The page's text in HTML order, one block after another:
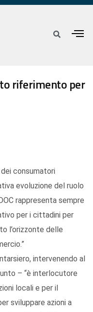
riferimento per
dei consumatori
evoluzione del ruolo
rappresenta sempre
per i cittadini per
l’orizzonte delle
intervenendo al
– “è interlocutore
locali e per il
sviluppare azioni a